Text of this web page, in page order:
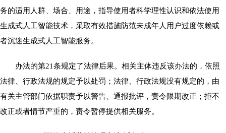
务的适用人群、场合、用途，指导使用者科学理性认识和依法使用
生成式人工智能技术，采取有效措施防范未成年人用户过度依赖或
者沉迷生成式人工智能服务。
办法的第21条规定了法律后果。相关主体违反该办法的，依照
法律、行政法规的规定予以处罚；法律、行政法规没有规定的，由
有关主管部门依据职责予以警告、通报批评，责令限期改正；拒不
改正或者情节严重的，责令暂停提供相关服务。